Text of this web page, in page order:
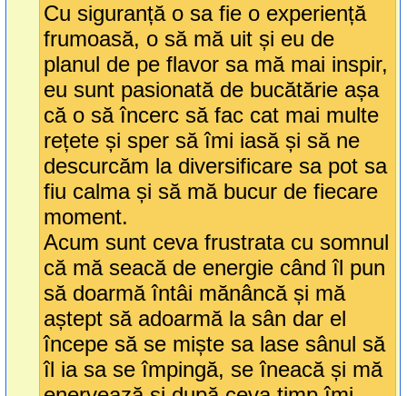
Cu siguranță o sa fie o experiență
frumoasă, o să mă uit și eu de
planul de pe flavor sa mă mai inspir,
eu sunt pasionată de bucătărie așa
că o să încerc să fac cat mai multe
rețete și sper să îmi iasă și să ne
descurcăm la diversificare sa pot sa
fiu calma și să mă bucur de fiecare
moment.
Acum sunt ceva frustrata cu somnul
că mă seacă de energie când îl pun
să doarmă întâi mănâncă și mă
aștept să adoarmă la sân dar el
începe să se miște sa lase sânul să
îl ia sa se împingă, se îneacă și mă